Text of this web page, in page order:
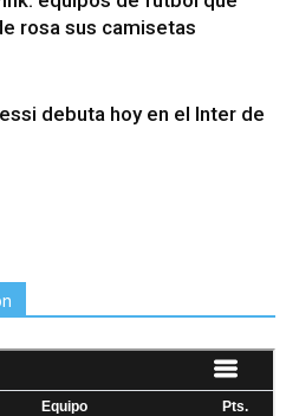
rosa sus camisetas
debuta hoy en el Inter de